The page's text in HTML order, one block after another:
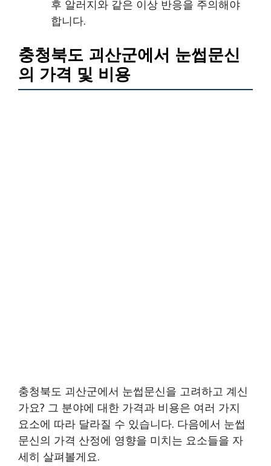
후 알러지와 같은 이상 반응을 주의해야
합니다.
충청북도 괴산군에서 눈썹문신
의 가격 및 비용
충청북도 괴산군에서 눈썹문신을 고려하고 계신
가요? 그 분야에 대한 가격과 비용은 여러 가지
요소에 따라 달라질 수 있습니다. 다음에서 눈썹
문신의 가격 산정에 영향을 미치는 요소들을 자
세히 살펴볼게요.